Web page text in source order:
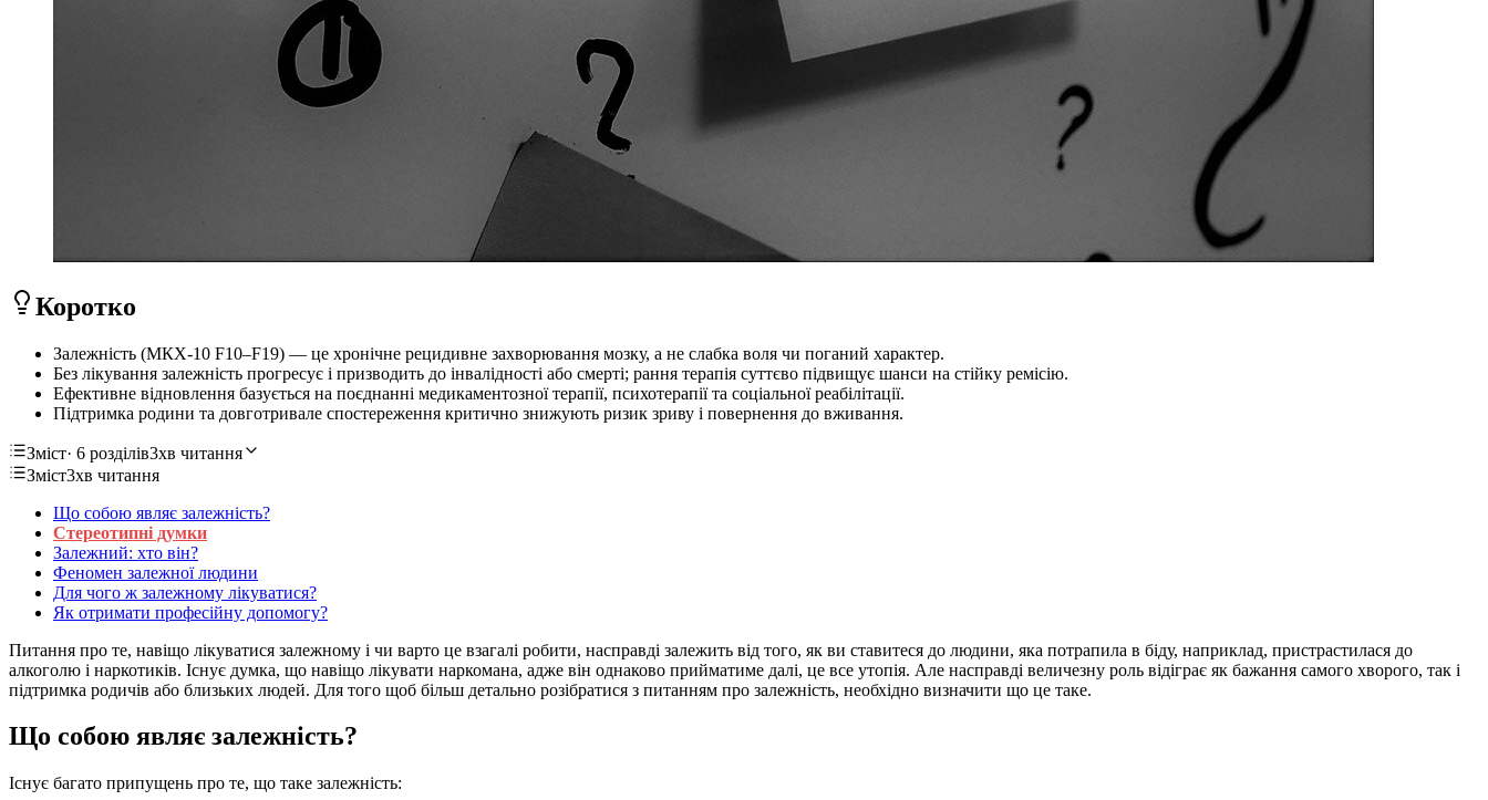
Коротко
Залежність (МКХ-10 F10–F19) — це хронічне рецидивне захворювання мозку, а не слабка воля чи поганий характер.
Без лікування залежність прогресує і призводить до інвалідності або смерті; рання терапія суттєво підвищує шанси на стійку ремісію.
Ефективне відновлення базується на поєднанні медикаментозної терапії, психотерапії та соціальної реабілітації.
Підтримка родини та довготривале спостереження критично знижують ризик зриву і повернення до вживання.
Зміст· 6 розділів3хв читання
Зміст3хв читання
Що собою являє залежність?
Стереотипні думки
Залежний: хто він?
Феномен залежної людини
Для чого ж залежному лікуватися?
Як отримати професійну допомогу?
Питання про те, навіщо лікуватися залежному і чи варто це взагалі робити, насправді залежить від того, як ви ставитеся до людини, яка потрапила в біду, наприклад, пристрастилася до
алкоголю і наркотиків. Існує думка, що навіщо лікувати наркомана, адже він однаково прийматиме далі, це все утопія. Але насправді величезну роль відіграє як бажання самого хворого, так і
підтримка родичів або близьких людей. Для того щоб більш детально розібратися з питанням про залежність, необхідно визначити що це таке.
Що собою являє залежність?
Існує багато припущень про те, що таке залежність: